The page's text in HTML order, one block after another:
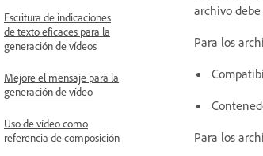
Escritura de indicaciones
de texto eficaces para la
generación de vídeos
Mejore el mensaje para la
generación de vídeo
Uso de vídeo como
referencia de composición
archivo
Para los
Para los